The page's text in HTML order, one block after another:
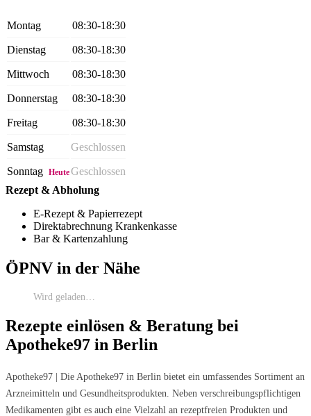
Montag 08:30-18:30
Dienstag 08:30-18:30
Mittwoch 08:30-18:30
Donnerstag 08:30-18:30
Freitag 08:30-18:30
Samstag Geschlossen
Sonntag HeuteGeschlossen
Rezept & Abholung
E-Rezept & Papierrezept
Direktabrechnung Krankenkasse
Bar & Kartenzahlung
ÖPNV in der Nähe
Wird geladen…
Rezepte einlösen & Beratung bei
Apotheke97 in Berlin
Apotheke97 | Die Apotheke97 in Berlin bietet ein umfassendes Sortiment an
Arzneimitteln und Gesundheitsprodukten. Neben verschreibungspflichtigen
Medikamenten gibt es auch eine Vielzahl an rezeptfreien Produkten und